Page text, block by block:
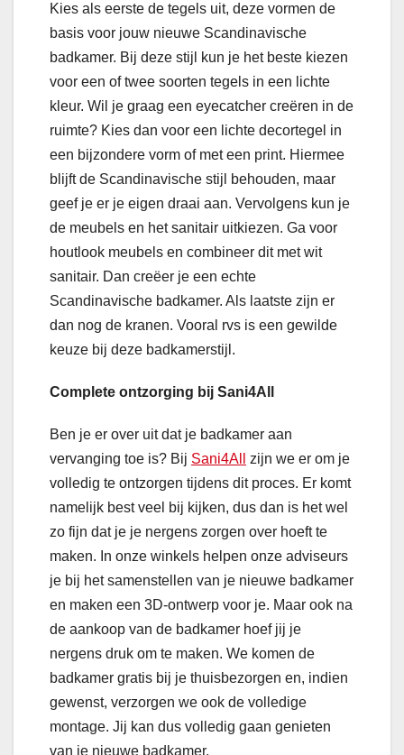
Kies als eerste de tegels uit, deze vormen de
basis voor jouw nieuwe Scandinavische
badkamer. Bij deze stijl kun je het beste kiezen
voor een of twee soorten tegels in een lichte
kleur. Wil je graag een eyecatcher creëren in de
ruimte? Kies dan voor een lichte decortegel in
een bijzondere vorm of met een print. Hiermee
blijft de Scandinavische stijl behouden, maar
geef je er je eigen draai aan. Vervolgens kun je
de meubels en het sanitair uitkiezen. Ga voor
houtlook meubels en combineer dit met wit
sanitair. Dan creëer je een echte
Scandinavische badkamer. Als laatste zijn er
dan nog de kranen. Vooral rvs is een gewilde
keuze bij deze badkamerstijl.
Complete ontzorging bij Sani4All
Ben je er over uit dat je badkamer aan
vervanging toe is? Bij Sani4All
zijn we er om je
volledig te ontzorgen tijdens dit proces. Er komt
namelijk best veel bij kijken, dus dan is het wel
zo fijn dat je je nergens zorgen over hoeft te
maken. In onze winkels helpen onze adviseurs
je bij het samenstellen van je nieuwe badkamer
en maken een 3D-ontwerp voor je. Maar ook na
de aankoop van de badkamer hoef jij je
nergens druk om te maken. We komen de
badkamer gratis bij je thuisbezorgen en, indien
gewenst, verzorgen we ook de volledige
montage. Jij kan dus volledig gaan genieten
van je nieuwe badkamer.